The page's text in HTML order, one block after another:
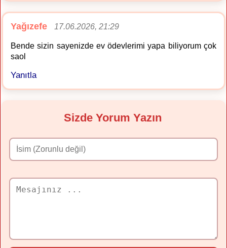
Yağızefe 17.06.2026, 21:29
Bende sizin sayenizde ev ödevlerimi yapa biliyorum çok
saol
Yanıtla
Sizde Yorum Yazın